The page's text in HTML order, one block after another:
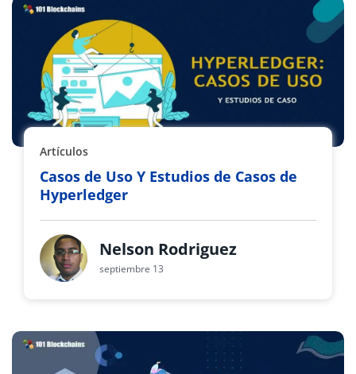
Artículos
Casos de Uso Y Estudios de Casos de
Hyperledger
Nelson Rodriguez
septiembre 13